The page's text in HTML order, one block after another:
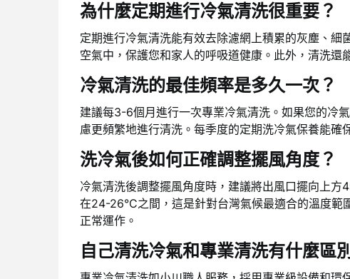
為什麼定期進行冷氣清洗很重要？
定期進行冷氣清洗能有效去除濾網上積累的灰塵、
空氣中，保護您和家人的呼吸道健康。此外，清洗還
冷氣清洗的最佳頻率是多久一次？
建議每3-6個月進行一次專業冷氣清洗。如果您的冷
慮更頻繁地進行清洗。每季度的定期洗冷氣保養能確
洗冷氣後如何正確調整擺風角度？
冷氣清洗後調整擺風角度時，建議將出風口擺向上
在24-26°C之間，這是針對台灣氣候最適合的溫度範
正常運作。
自己清洗冷氣和專業清洗有什麼區